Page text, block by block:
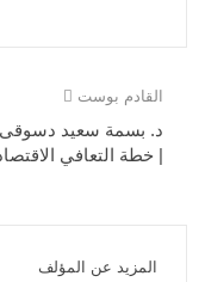
القادم بوست
د. بسمة سعيد
| خطة التعافي
المزيد عن المؤلف